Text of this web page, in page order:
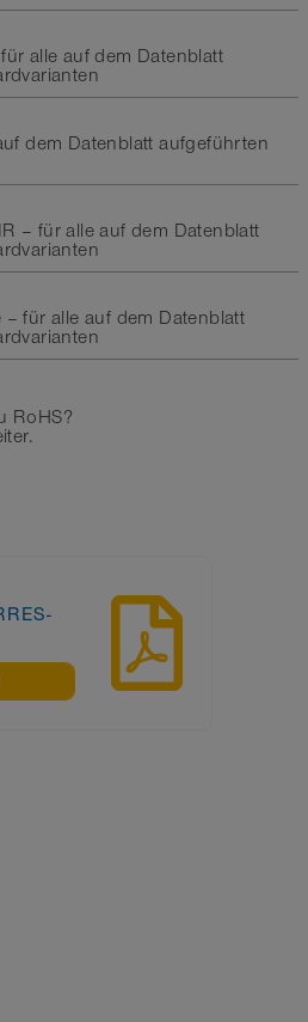
alle auf dem Datenblatt
dem Datenblatt aufgeführten
– für alle auf dem Datenblatt
– für alle auf dem Datenblatt
RoHS?